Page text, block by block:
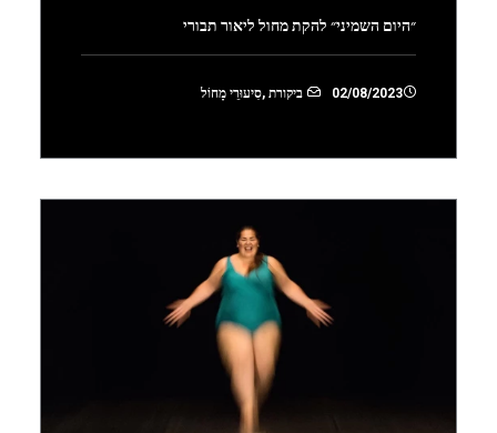
״היום השמיני״ להקת מחול ליאור תבורי
02/08/2023 ביקורת ,סִיעוּרֵי מָחוֹל